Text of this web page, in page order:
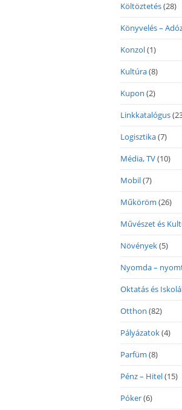
Költöztetés(28)
Könyvelés –
Konzol(1)
Kultúra(8)
Kupon (2)
Linkkatalógus
Logisztika(7)
Média, TV(10)
Mobil(7)
Műköröm (26)
Művészet és
Növények(5)
Nyomda –
Oktatás és
Otthon (82)
Pályázatok(4)
Parfüm (8)
Pénz – Hitel(15)
Póker(6)